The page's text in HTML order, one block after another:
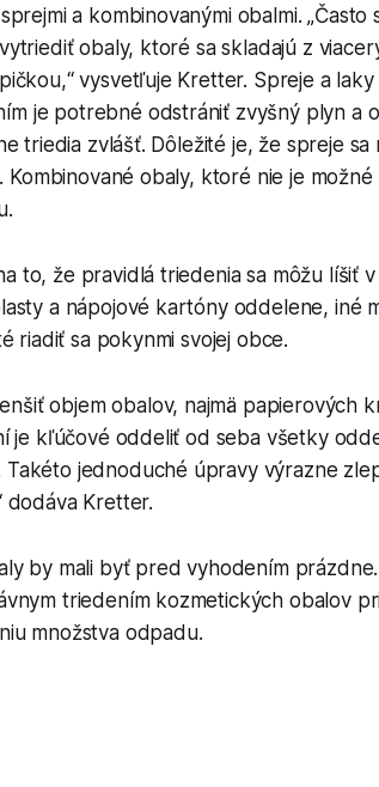
a kombinovanými obalmi. „Často
obaly, ktoré sa skladajú z
vysvetľuje Kretter. Spreje a
je potrebné odstrániť zvyšný plyn a
triedia zvlášť. Dôležité je, že spreje
Kombinované obaly, ktoré nie je
to, že pravidlá triedenia sa môžu líšiť
a nápojové kartóny oddelene, iné
riadiť sa pokynmi svojej obce.
objem obalov, najmä papierových
je kľúčové oddeliť od seba všetky
jednoduché úpravy výrazne
dodáva Kretter.
by mali byť pred vyhodením
triedením kozmetických obalov
množstva odpadu.